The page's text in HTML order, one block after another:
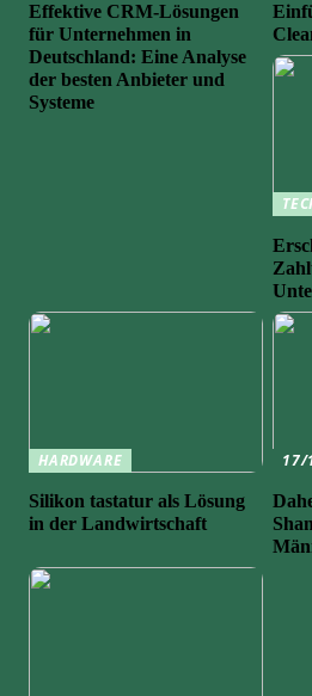
Effektive CRM-Lösungen
für Unternehmen in
Deutschland: Eine Analyse
der besten Anbieter und
Systeme
HARDWARE
Silikon tastatur als Lösung
in der Landwirtschaft
17/